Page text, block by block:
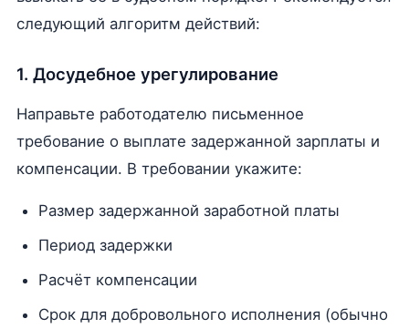
следующий алгоритм действий:
1. Досудебное урегулирование
Направьте работодателю письменное
требование о выплате задержанной зарплаты и
компенсации. В требовании укажите:
Размер задержанной заработной платы
Период задержки
Расчёт компенсации
Срок для добровольного исполнения (обычно